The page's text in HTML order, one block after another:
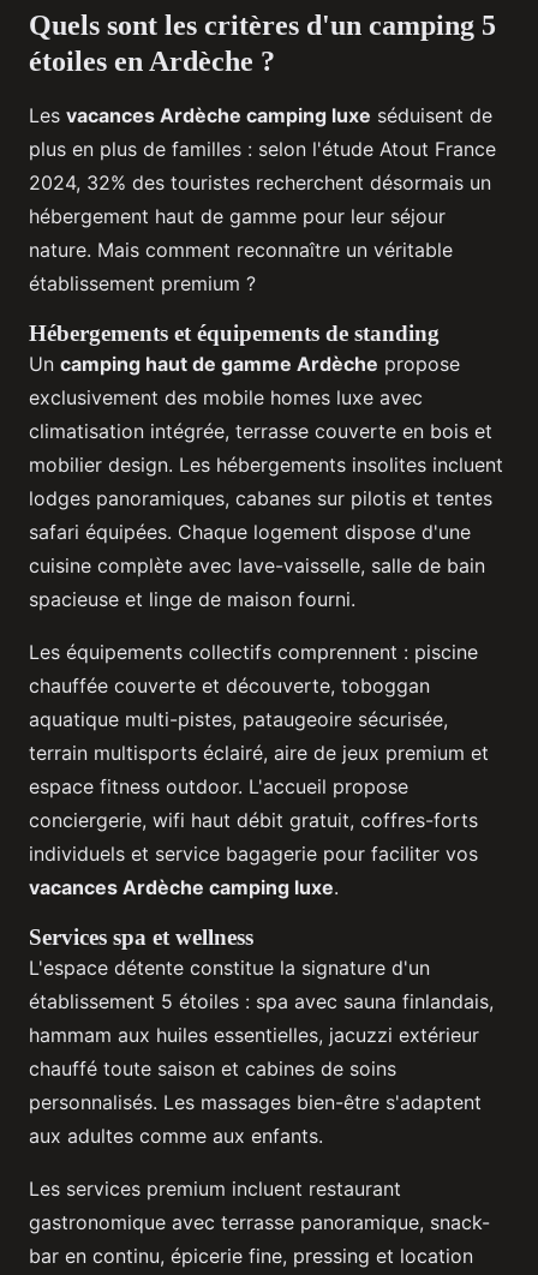
Quels sont les critères d'un camping 5
étoiles en Ardèche ?
Les vacances Ardèche camping luxe séduisent de
plus en plus de familles : selon l'étude Atout France
2024, 32% des touristes recherchent désormais un
hébergement haut de gamme pour leur séjour
nature. Mais comment reconnaître un véritable
établissement premium ?
Hébergements et équipements de standing
Un camping haut de gamme Ardèche propose
exclusivement des mobile homes luxe avec
climatisation intégrée, terrasse couverte en bois et
mobilier design. Les hébergements insolites incluent
lodges panoramiques, cabanes sur pilotis et tentes
safari équipées. Chaque logement dispose d'une
cuisine complète avec lave-vaisselle, salle de bain
spacieuse et linge de maison fourni.
Les équipements collectifs comprennent : piscine
chauffée couverte et découverte, toboggan
aquatique multi-pistes, pataugeoire sécurisée,
terrain multisports éclairé, aire de jeux premium et
espace fitness outdoor. L'accueil propose
conciergerie, wifi haut débit gratuit, coffres-forts
individuels et service bagagerie pour faciliter vos
vacances Ardèche camping luxe.
Services spa et wellness
L'espace détente constitue la signature d'un
établissement 5 étoiles : spa avec sauna finlandais,
hammam aux huiles essentielles, jacuzzi extérieur
chauffé toute saison et cabines de soins
personnalisés. Les massages bien-être s'adaptent
aux adultes comme aux enfants.
Les services premium incluent restaurant
gastronomique avec terrasse panoramique, snack-
bar en continu, épicerie fine, pressing et location